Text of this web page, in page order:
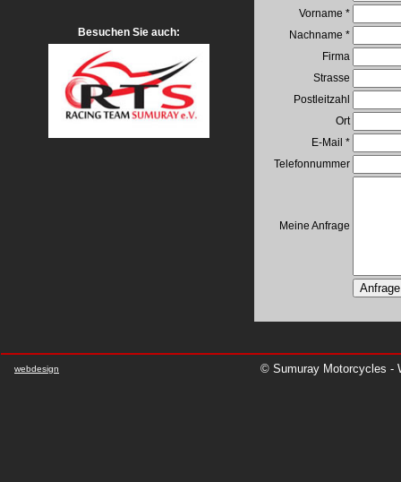
Besuchen Sie auch:
Vorname *
Nachname *
Firma
Strasse
Postleitzahl
Ort
E-Mail *
Telefonnummer
Meine Anfrage
webdesign © Sumuray Motorcycles -